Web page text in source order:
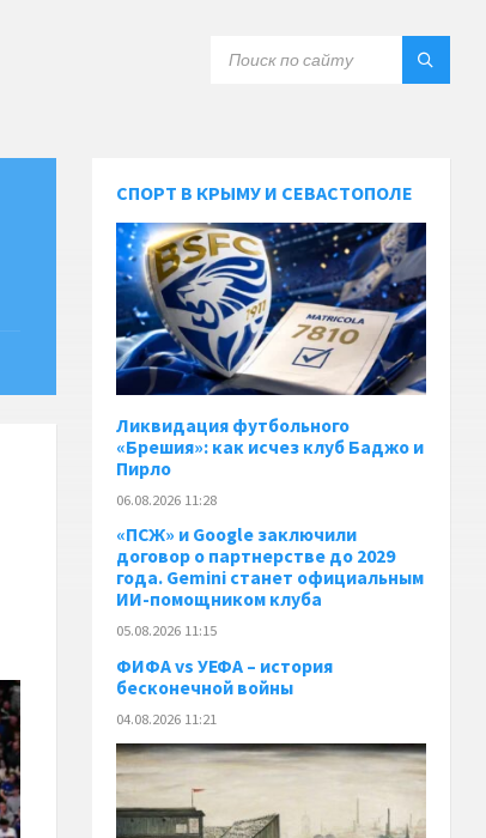
СПОРТ В КРЫМУ И СЕВАСТОПОЛЕ
Ликвидация футбольного
«Брешия»: как исчез клуб Баджо и
Пирло
06.08.2026 11:28
«ПСЖ» и Google заключили
договор о партнерстве до 2029
года. Gemini станет официальным
ИИ-помощником клуба
05.08.2026 11:15
ФИФА vs УЕФА – история
бесконечной войны
04.08.2026 11:21